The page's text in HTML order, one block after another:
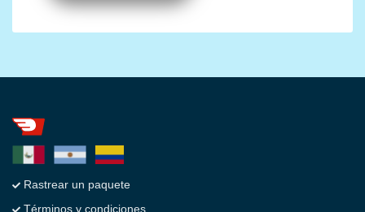
Rastrear un paquete
Términos y condiciones